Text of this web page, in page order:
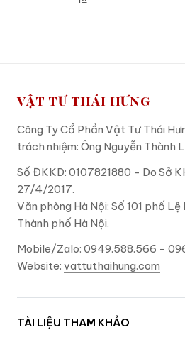
VẬT TƯ THÁI HƯNG
Công Ty Cổ Phần Vật Tư Thái
trách nhiệm: Ông Nguyễn Thành
Số ĐKKD: 0107821880 - Do Sở
27/4/2017.
Văn phòng Hà Nội: Số 101 phố
Thành phố Hà Nội.
Mobile/Zalo: 0949.588.566 -
Website: vattuthaihung.com
TÀI LIỆU THAM KHẢO